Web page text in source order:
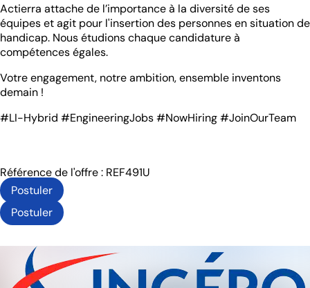
Actierra attache de l’importance à la diversité de ses
équipes et agit pour l'insertion des personnes en situation de
handicap. Nous étudions chaque candidature à
compétences égales.
Votre engagement, notre ambition, ensemble inventons
demain !
#LI-Hybrid #EngineeringJobs #NowHiring #JoinOurTeam
Référence de l'offre : REF491U
Postuler
Postuler